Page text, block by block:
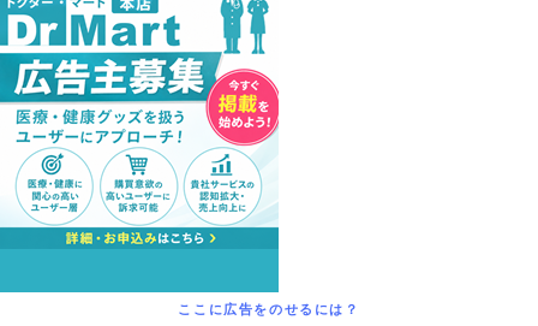
ここに広告をのせるには？